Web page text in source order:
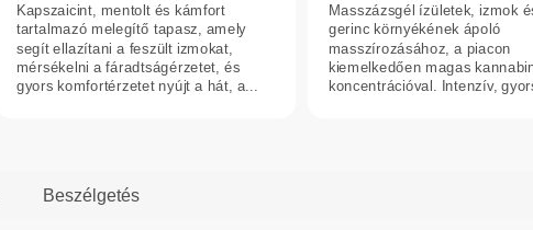
Kapszaicint, mentolt és kámfort
tartalmazó melegítő tapasz, amely
segít ellazítani a feszült izmokat,
mérsékelni a fáradtságérzetet, és
gyors komfortérzetet nyújt a hát, a...
5,0
csillag.
Masszázsgél ízületek, izmok
gerinc környékének ápoló
masszírozásához, a piacon
kiemelkedően magas
koncentrációval. Intenzív,
Beszélgetés